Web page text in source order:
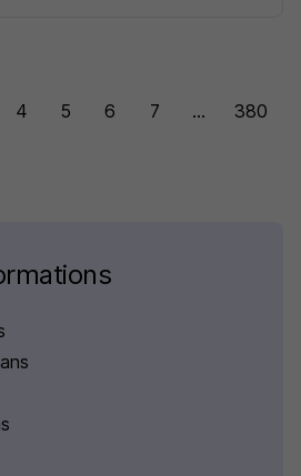
4 5 6 7 ... 380